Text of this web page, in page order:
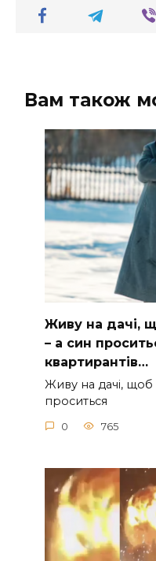
Вам також
Живу на дачі,
– а син
квартирантів…
Живу на дачі, щоб
проситься
0 765